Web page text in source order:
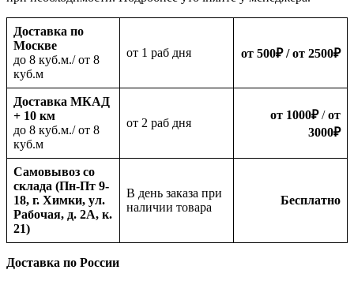
Доставка по
Москве
до 8 куб.м./ от 8
куб.м
oт 1 раб дня от 500₽/ от 2500₽
Доставка МКАД
+ 10 км
до 8 куб.м./ от 8
куб.м
oт 2 раб дня
от 1000₽/от
3000₽
Самовывоз со
склада (Пн-Пт 9-
18, г. Химки, ул.
Рабочая, д. 2А, к.
21)
В день заказа при
наличии товара
Бесплатно
Доставка по России